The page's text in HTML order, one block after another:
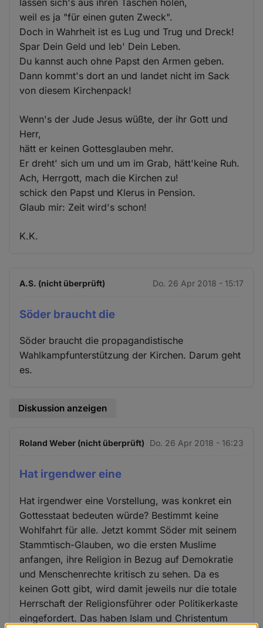
weil es ja "für einen guten Zweck".
Doch in Wahrheit ist es Lug und Trug und Dreck!
Spar Dein Geld und leb' Dein Leben.
Du kannst auch ohne Papst den Armen geben.
Dann kommt's dort an und landet nicht im Sack
von diesem Kirchenpack!
Wenn's der Jude Jesus wüßte, der ihr Gott und
Herr,
hätt er keinen Gottesglauben mehr.
Er dreht' sich um und um im Grab, hätt'keine Ruh.
Ach, Herrgott, mach die Kirchen zu!
schick den Papst und Klerus in Pension.
Glaub mir: Zeit wird's schon!
K.K.
A.S. (nicht überprüft) Do. 26 Apr 2018 - 15:17
Söder braucht die
Söder braucht die propagandistische
Wahlkampfunterstützung der Kirchen. Darum geht
es.
Diskussion anzeigen
Roland Weber (nicht überprüft) Do. 26 Apr 2018 - 16:23
Hat irgendwer eine
Hat irgendwer eine Vorstellung, was konkret ein
Gottesstaat bedeuten würde? Bestimmt keine
Wohlfahrt für alle. Jetzt kommt Söder mit seinem
Stammtisch-Glauben, wo die ersten Muslime
anfangen, ihre Religion in Bezug auf Demokratie
und Menschenrechte kritisch zu sehen. Da es
keinen Gott gibt, wird damit jeweils nur die totale
Herrschaft der Religionsführer oder Politikerkaste
eingefordert. Das haben Islam und Christentum